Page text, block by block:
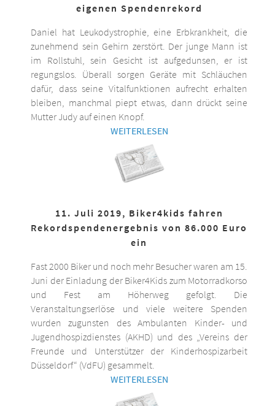
eigenen Spendenrekord
Daniel hat Leukodystrophie, eine Erbkrankheit, die
zunehmend sein Gehirn zerstört. Der junge Mann ist
im Rollstuhl, sein Gesicht ist aufgedunsen, er ist
regungslos. Überall sorgen Geräte mit Schläuchen
dafür, dass seine Vitalfunktionen aufrecht erhalten
bleiben, manchmal piept etwas, dann drückt seine
Mutter Judy auf einen Knopf.
WEITERLESEN
11. Juli 2019, Biker4kids fahren
Rekordspendenergebnis von 86.000 Euro
ein
Fast 2000 Biker und noch mehr Besucher waren am 15.
Juni der Einladung der Biker4Kids zum Motorradkorso
und Fest am Höherweg gefolgt. Die
Veranstaltungserlöse und viele weitere Spenden
wurden zugunsten des Ambulanten Kinder- und
Jugendhospizdienstes (AKHD) und des „Vereins der
Freunde und Unterstützer der Kinderhospizarbeit
Düsseldorf“ (VdFU) gesammelt.
WEITERLESEN